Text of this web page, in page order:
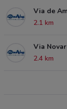
Via de
2.1 km
Via
2.4 km